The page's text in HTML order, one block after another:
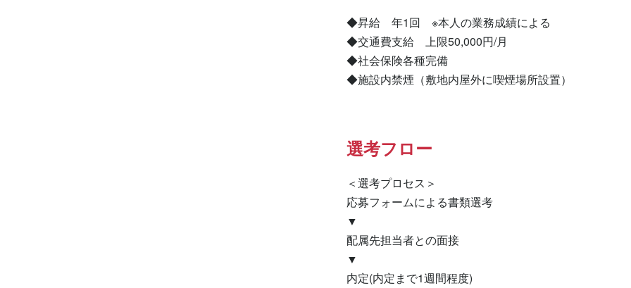
◆昇給　年1回　※本人の業務成績による
◆交通費支給　上限50,000円/月
◆社会保険各種完備
◆施設内禁煙（敷地内屋外に喫煙場所設置）
選考フロー
＜選考プロセス＞
応募フォームによる書類選考
▼
配属先担当者との面接
▼
内定(内定まで1週間程度)